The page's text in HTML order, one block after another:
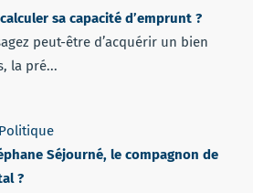
sa capacité d’emprunt ?
peut-être d’acquérir un bien
la pré...
Politique
Séjourné, le compagnon de
?